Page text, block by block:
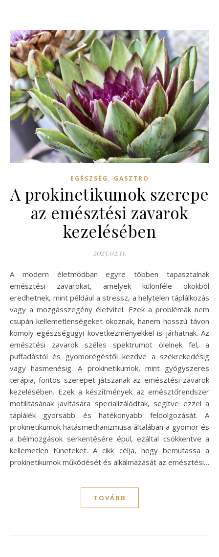
EGÉSZSÉG , GASZTRO
A prokinetikumok szerepe
az emésztési zavarok
kezelésében
2025.02.11.
A modern életmódban egyre többen tapasztalnak
emésztési zavarokat, amelyek különféle okokból
eredhetnek, mint például a stressz, a helytelen táplálkozás
vagy a mozgásszegény életvitel. Ezek a problémák nem
csupán kellemetlenségeket okoznak, hanem hosszú távon
komoly egészségügyi következményekkel is járhatnak. Az
emésztési zavarok széles spektrumot ölelnek fel, a
puffadástól és gyomorégéstől kezdve a székrekedésig
vagy hasmenésig. A prokinetikumok, mint gyógyszeres
terápia, fontos szerepet játszanak az emésztési zavarok
kezelésében. Ezek a készítmények az emésztőrendszer
motilitásának javítására specializálódtak, segítve ezzel a
táplálék gyorsabb és hatékonyabb feldolgozását. A
prokinetikumok hatásmechanizmusa általában a gyomor és
a bélmozgások serkentésére épül, ezáltal csökkentve a
kellemetlen tüneteket. A cikk célja, hogy bemutassa a
prokinetikumok működését és alkalmazását az emésztési…
TOVÁBB